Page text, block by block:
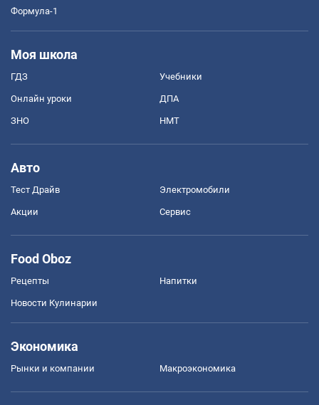
Формула-1
Моя школа
ГДЗ Учебники
Онлайн уроки ДПА
ЗНО НМТ
Авто
Тест Драйв Электромобили
Акции Сервис
Food Oboz
Рецепты Напитки
Новости Кулинарии
Экономика
Рынки и компании Mакроэкономика